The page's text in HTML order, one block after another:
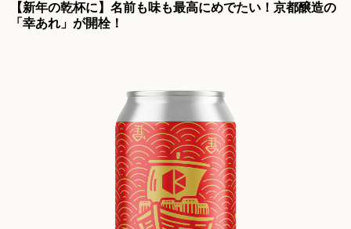
【新年の乾杯に】名前も味も最高にめでたい！京都醸造の
「幸あれ」が開栓！